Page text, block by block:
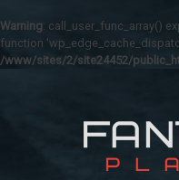
Warning: call_user_func_array()
function
/www/sites/2/site24452/